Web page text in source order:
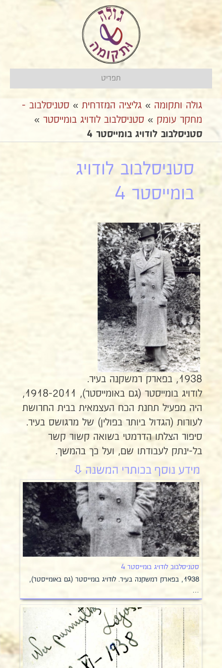
תפריט
גולה ותקומה » גליציה המזרחית » סטניסלבוב -
מחקר עומק » סטניסלבוב לודויג בומייסטר »
סטניסלבוב לודויג בומייסטר 4
סטניסלבוב לודויג
בומייסטר 4
1938, בפארק רמשקנה בעיר.
לודויג בומייסטר (גם באומייסטר), 1918-2011,
היה מפעיל תחנת הכח העצמאית בבית החרושת
לעורות (הגדול ביותר בפולין) של מרגושס בעיר.
סיפור הצלתו הדרמטי בשואה קשור קשר
בל-ינתק לעבודתו שם, ועל כך בהמשך.
סטניסלבוב לודויג בומייסטר 4
1938, בפארק רמשקנה בעיר. לודויג בומייסטר (גם באומייסטר),
…